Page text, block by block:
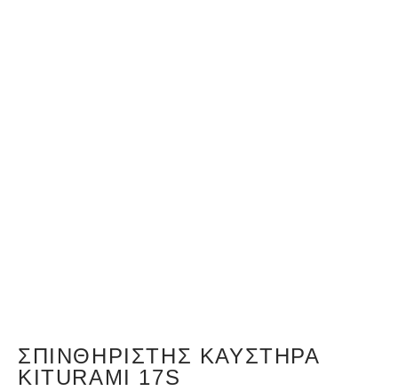
ΣΠΙΝΘΗΡΙΣΤΉΣ ΚΑΥΣΤΉΡΑ
KITURAMI 17S